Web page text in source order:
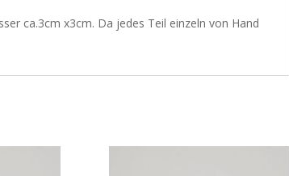
ca.3cm x3cm. Da jedes Teil einzeln von Hand